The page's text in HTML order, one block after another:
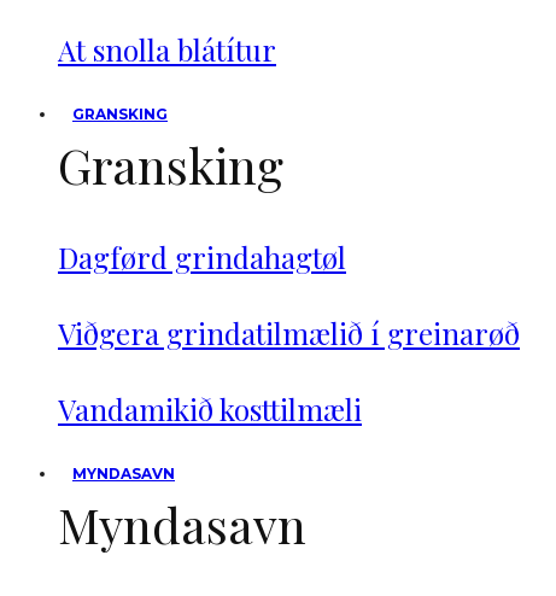
At snolla blátítur
GRANSKING
Gransking
Dagførd grindahagtøl
Viðgera grindatilmælið í greinarøð
Vandamikið kosttilmæli
MYNDASAVN
Myndasavn